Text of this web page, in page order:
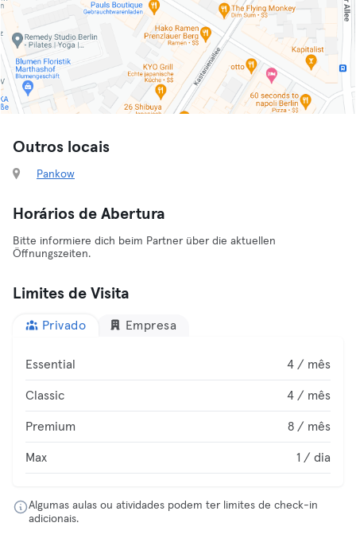
Outros locais
Pankow
Horários de Abertura
Bitte informiere dich beim Partner über die aktuellen
Öffnungszeiten.
Limites de Visita
Privado Empresa
Essential 4 / mês
Classic 4 / mês
Premium 8 / mês
Max 1 / dia
Algumas aulas ou atividades podem ter limites de check-in
adicionais.